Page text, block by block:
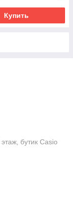
Купить
бутик Casio